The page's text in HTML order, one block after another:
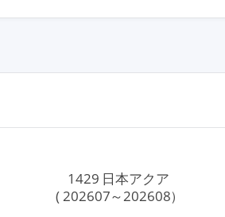
1429 日本アクア
( 202607～202608）